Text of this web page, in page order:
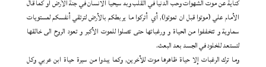
كناية عن موت الشهوات وحب الدنيا في القلب وبه سيحيا الانسان في جنة الأرض أو كما قال
الأمام علي (موتوا قبل ان تموتوا), أي أتركوا ما يربطكم بالأرض لترتقي أنفسكم لمستويات
سماوية و تتخففوا من الحياة و ورغباتها حتى تصلوا للموت الأكبر و تعود الروح الى خالقها
لتستعد للخلود في الجسد بعد البعث.
وما ترك الرغبات إلا حياة ظاهرها موت للأخرين, وكما يبدوا من سيرة حياة ابن عربي وكل